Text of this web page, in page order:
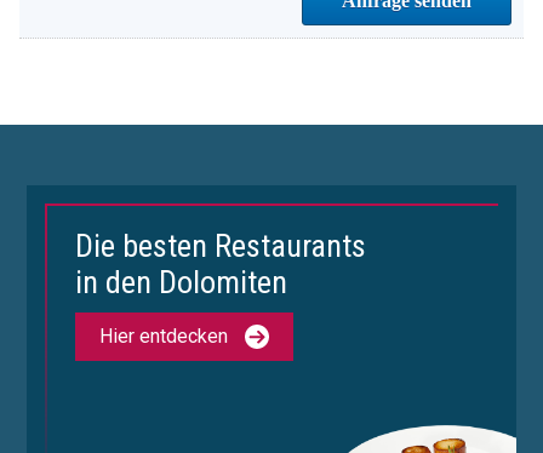
Die besten Restaurants
in den Dolomiten
Hier entdecken